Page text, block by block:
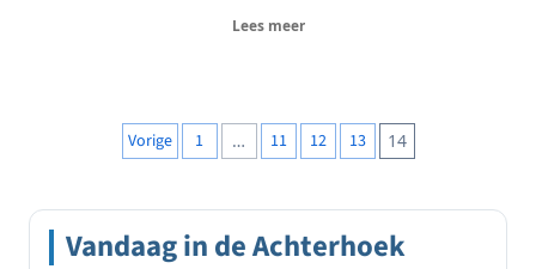
Lees meer
Berichten
Vorige 1 … 11 12 13 14
Vandaag in de Achterhoek